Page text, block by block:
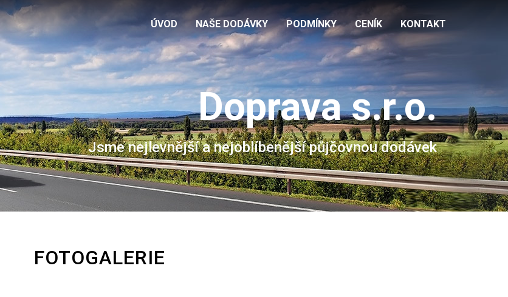
ÚVOD NAŠE DODÁVKY PODMÍNKY CENÍK KONTAKT
Doprava s.r.o.
Jsme nejlevnější a nejoblíbenější půjčovnou dodávek
FOTOGALERIE